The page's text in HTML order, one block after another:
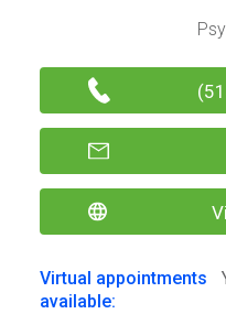
Virtual appointments
available: